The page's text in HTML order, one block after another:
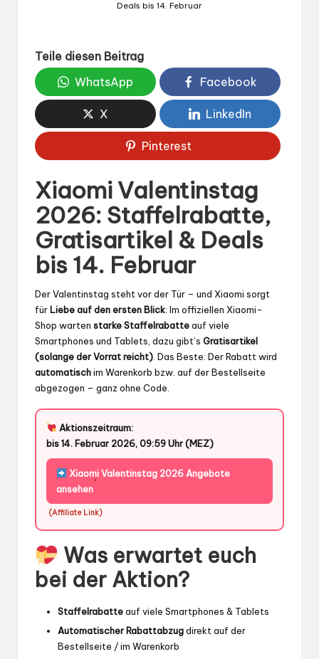
Deals bis 14. Februar
Teile diesen Beitrag
WhatsApp
Facebook
X LinkedIn
Pinterest
Xiaomi Valentinstag
2026: Staffelrabatte,
Gratisartikel & Deals
bis 14. Februar
Der Valentinstag steht vor der Tür – und Xiaomi sorgt
fürLiebe auf den ersten Blick: Im offiziellen Xiaomi-
Shop warten starke Staffelrabatteauf viele
Smartphones und Tablets, dazu gibt’s Gratisartikel
(solange der Vorrat reicht) . Das Beste: Der Rabatt wird
automatischim Warenkorb bzw. auf der Bestellseite
abgezogen – ganz ohne Code.
Aktionszeitraum:
bis 14. Februar 2026, 09:59 Uhr (MEZ)
Xiaomi Valentinstag 2026 Angebote
ansehen
*
(Affiliate Link)
Was erwartet euch
bei der Aktion?
Staffelrabatteauf viele Smartphones & Tablets
Automatischer Rabattabzugdirekt auf der
Bestellseite / im Warenkorb